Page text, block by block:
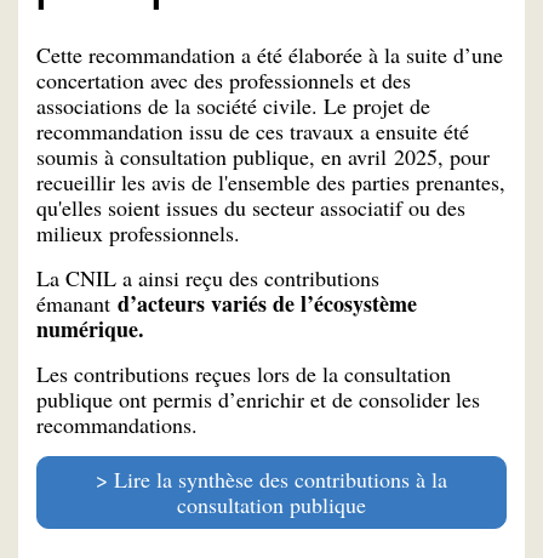
Cette recommandation a été élaborée à la suite d’une
concertation avec des professionnels et des
associations de la société civile. Le projet de
recommandation issu de ces travaux a ensuite été
soumis à consultation publique, en avril 2025, pour
recueillir les avis de l'ensemble des parties prenantes,
qu'elles soient issues du secteur associatif ou des
milieux professionnels.
La CNIL a ainsi reçu des contributions
émanant d’acteurs variés de l’écosystème
numérique.
Les contributions reçues lors de la consultation
publique ont permis d’enrichir et de consolider les
recommandations.
Lire la synthèse des contributions à la
consultation publique